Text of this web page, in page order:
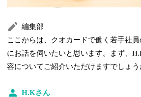
編集部
ここからは、クオカードで働く若手社
にお話を伺いたいと思います。まず、
容についてご紹介いただけますでしょう
H.Kさん